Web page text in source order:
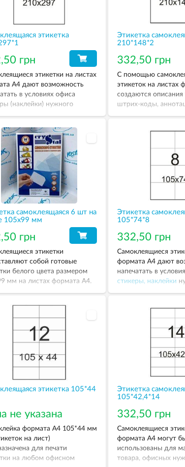
этикетка
грн
этикетки на листах
А4 дают возможность
в условиях офиса
(наклейки) нужного
этикеток на листах
А4 обусловлена тем, что
для любого
– струйных,
черно-белых и цветных
копировальных
Этикетка формата А4
на листе, в пачке сто
Этикетка
210*148*2
332,50 грн
С помощью
этикеток на листах
создаются описания
штрих-коды,
самоклеящаяся 6 шт на
105х99 мм
грн
этикетки
собой готовые
белого цвета размером
мм на листах формата А4.
Этикетка
105*74*8
332,50 грн
Самоклеящиеся
формата А4 дают
напечатать в
стикеры, наклейки
универсальных
формата А4
они подходят для
оборудования –
лазерных, черно-
принтеров,
этикетка 105*44
не указана
формата А4 105*44 мм
на лист)
для печати
на любом офисном
Этикетка
105*42,4*14
332,50 грн
Самоклеящиеся
формата А4 могут
использованы для
товара, офисных